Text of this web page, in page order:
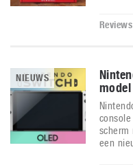
NIEUWS
model
scherm
een